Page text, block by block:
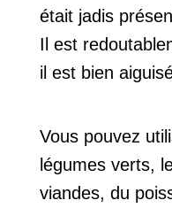
était jadis
Il est
il est bien
Vous pouvez
légumes verts,
viandes, du